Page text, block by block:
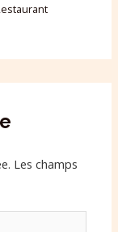
Les champs